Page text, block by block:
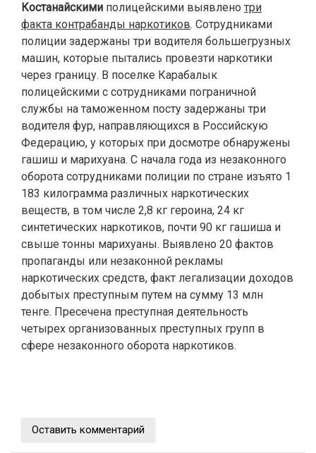
Костанайскими полицейскими выявлено три
факта контрабанды наркотиков. Сотрудниками
полиции задержаны три водителя большегрузных
машин, которые пытались провезти наркотики
через границу. В поселке Карабалык
полицейскими с сотрудниками пограничной
службы на таможенном посту задержаны три
водителя фур, направляющихся в Российскую
Федерацию, у которых при досмотре обнаружены
гашиш и марихуана. С начала года из незаконного
оборота сотрудниками полиции по стране изъято 1
183 килограмма различных наркотических
веществ, в том числе 2,8 кг героина, 24 кг
синтетических наркотиков, почти 90 кг гашиша и
свыше тонны марихуаны. Выявлено 20 фактов
пропаганды или незаконной рекламы
наркотических средств, факт легализации доходов
добытых преступным путем на сумму 13 млн
тенге. Пресечена преступная деятельность
четырех организованных преступных групп в
сфере незаконного оборота наркотиков.
Оставить комментарий